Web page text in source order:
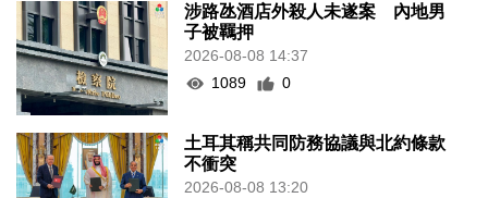
涉路氹酒店外殺人未遂案 內地男
子被羈押
2026-08-08 14:37
1089
0
土耳其稱共同防務協議與北約條款
不衝突
2026-08-08 13:20